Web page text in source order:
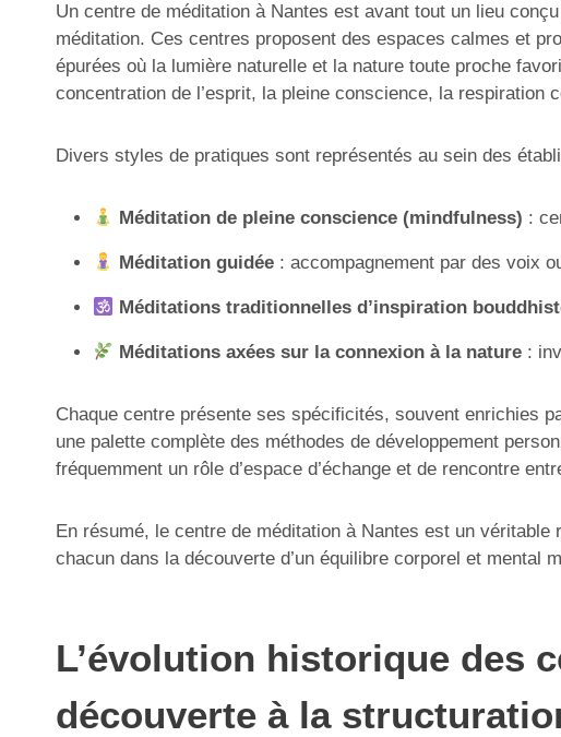
Un centre de méditation à Nantes est avant tout un lieu
méditation. Ces centres proposent des espaces calmes et
épurées où la lumière naturelle et la nature toute proche
concentration de l’esprit, la pleine conscience, la respiration
Divers styles de pratiques sont représentés au sein des
Méditation de pleine conscience (mindfulness) :
Méditation guidée : accompagnement par des voix
Méditations traditionnelles d’inspiration
Méditations axées sur la connexion à la nature :
Chaque centre présente ses spécificités, souvent enrichies
une palette complète des méthodes de développement
fréquemment un rôle d’espace d’échange et de rencontre
En résumé, le centre de méditation à Nantes est un
chacun dans la découverte d’un équilibre corporel et mental
L’évolution historique des
découverte à la